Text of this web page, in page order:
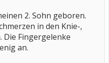
2. Sohn geboren.
in den Knie-,
Die Fingergelenke
an.